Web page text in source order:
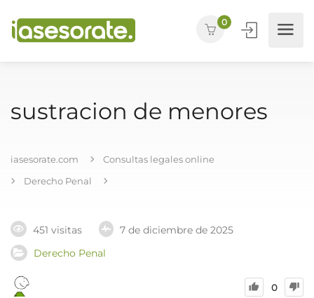
0
sustracion de menores
iasesorate.com
Consultas legales online
Derecho Penal
451 visitas
7 de diciembre de 2025
Derecho Penal
0